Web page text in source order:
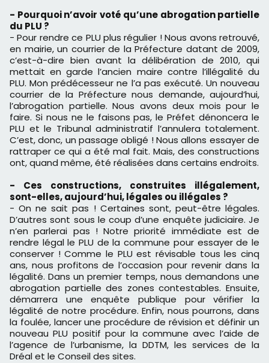
- Pourquoi n’avoir voté qu’une abrogation partielle
du PLU ?
- Pour rendre ce PLU plus régulier ! Nous avons retrouvé,
en mairie, un courrier de la Préfecture datant de 2009,
c’est-à-dire bien avant la délibération de 2010, qui
mettait en garde l’ancien maire contre l’illégalité du
PLU. Mon prédécesseur ne l’a pas exécuté. Un nouveau
courrier de la Préfecture nous demande, aujourd’hui,
l’abrogation partielle. Nous avons deux mois pour le
faire. Si nous ne le faisons pas, le Préfet dénoncera le
PLU et le Tribunal administratif l’annulera totalement.
C’est, donc, un passage obligé ! Nous allons essayer de
rattraper ce qui a été mal fait. Mais, des constructions
ont, quand même, été réalisées dans certains endroits.
- Ces constructions, construites illégalement,
sont-elles, aujourd’hui, légales ou illégales ?
- On ne sait pas ! Certaines sont, peut-être légales.
D’autres sont sous le coup d’une enquête judiciaire. Je
n’en parlerai pas ! Notre priorité immédiate est de
rendre légal le PLU de la commune pour essayer de le
conserver ! Comme le PLU est révisable tous les cinq
ans, nous profitons de l’occasion pour revenir dans la
légalité. Dans un premier temps, nous demandons une
abrogation partielle des zones contestables. Ensuite,
démarrera une enquête publique pour vérifier la
légalité de notre procédure. Enfin, nous pourrons, dans
la foulée, lancer une procédure de révision et définir un
nouveau PLU positif pour la commune avec l’aide de
l’agence de l’urbanisme, la DDTM, les services de la
Dréal et le Conseil des sites.